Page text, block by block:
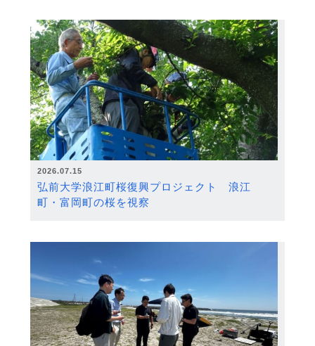
2026.07.15
弘前大学浪江町桜復興プロジェクト 浪江
町・富岡町の桜を視察